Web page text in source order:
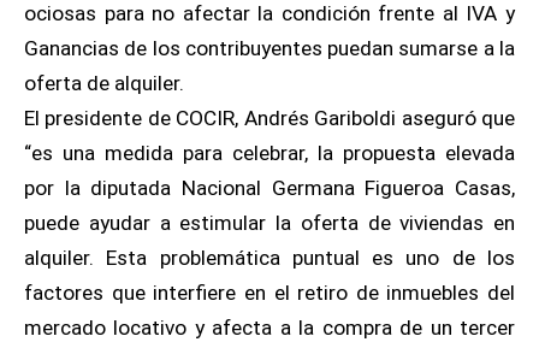
ociosas para no afectar la condición frente al IVA y
Ganancias de los contribuyentes puedan sumarse a la
oferta de alquiler.
El presidente de COCIR, Andrés Gariboldi aseguró que
“es una medida para celebrar, la propuesta elevada
por la diputada Nacional Germana Figueroa Casas,
puede ayudar a estimular la oferta de viviendas en
alquiler. Esta problemática puntual es uno de los
factores que interfiere en el retiro de inmuebles del
mercado locativo y afecta a la compra de un tercer